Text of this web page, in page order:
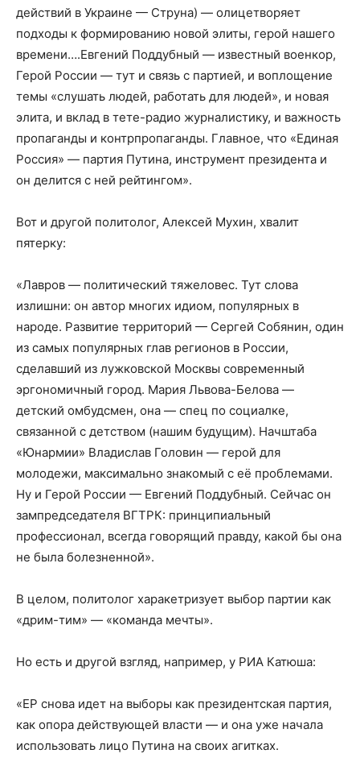
действий в Украине — Струна) — олицетворяет
подходы к формированию новой элиты, герой нашего
времени….Евгений Поддубный — известный военкор,
Герой России — тут и связь с партией, и воплощение
темы «слушать людей, работать для людей», и новая
элита, и вклад в тете-радио журналистику, и важность
пропаганды и контрпропаганды. Главное, что «Единая
Россия» — партия Путина, инструмент президента и
он делится с ней рейтингом».
Вот и другой политолог, Алексей Мухин, хвалит
пятерку:
«Лавров — политический тяжеловес. Тут слова
излишни: он автор многих идиом, популярных в
народе. Развитие территорий — Сергей Собянин, один
из самых популярных глав регионов в России,
сделавший из лужковской Москвы современный
эргономичный город. Мария Львова-Белова —
детский омбудсмен, она — спец по социалке,
связанной с детством (нашим будущим). Начштаба
«Юнармии» Владислав Головин — герой для
молодежи, максимально знакомый с её проблемами.
Ну и Герой России — Евгений Поддубный. Сейчас он
зампредседателя ВГТРК: принципиальный
профессионал, всегда говорящий правду, какой бы она
не была болезненной».
В целом, политолог харакетризует выбор партии как
«дрим-тим» — «команда мечты».
Но есть и другой взгляд, например, у РИА Катюша:
«ЕР снова идет на выборы как президентская партия,
как опора действующей власти — и она уже начала
использовать лицо Путина на своих агитках.